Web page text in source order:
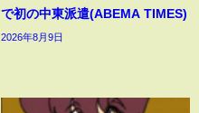
で初の中東派遣(ABEMA TIMES)
2026年8月9日